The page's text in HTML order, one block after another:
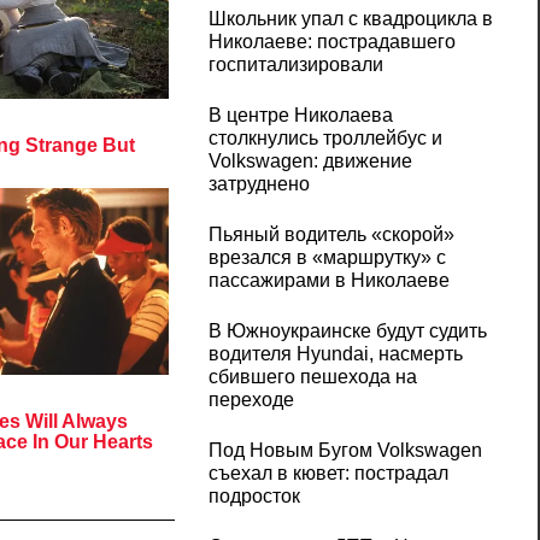
Школьник упал с квадроцикла в
Николаеве: пострадавшего
госпитализировали
В центре Николаева
столкнулись троллейбус и
Volkswagen: движение
затруднено
Пьяный водитель «скорой»
врезался в «маршрутку» с
пассажирами в Николаеве
В Южноукраинске будут судить
водителя Hyundai, насмерть
сбившего пешехода на
переходе
Под Новым Бугом Volkswagen
съехал в кювет: пострадал
подросток